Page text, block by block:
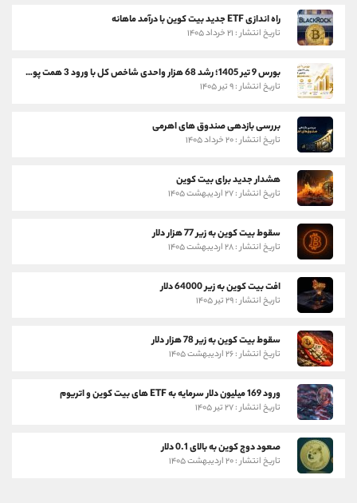
راه اندازی ETF جدید بیت کوین با درآمد ماهانه
تاریخ انتشار : ۲۱ خرداد ۱۴۰۵
بورس 9 تیر 1405؛ رشد 68 هزار واحدی شاخص کل با ورود 3 همت پول حقیقی
تاریخ انتشار : ۹ تیر ۱۴۰۵
بررسی بازدهی صندوق های اهرمی
تاریخ انتشار : ۲۰ خرداد ۱۴۰۵
هشدار جدید برای بیت کوین
تاریخ انتشار : ۲۷ اردیبهشت ۱۴۰۵
سقوط بیت کوین به زیر 77 هزار دلار
تاریخ انتشار : ۲۸ اردیبهشت ۱۴۰۵
افت بیت کوین به زیر 64000 دلار
تاریخ انتشار : ۲۹ تیر ۱۴۰۵
سقوط بیت کوین به زیر 78 هزار دلار
تاریخ انتشار : ۲۶ اردیبهشت ۱۴۰۵
ورود 169 میلیون دلار سرمایه به ETF های بیت کوین و اتریوم
تاریخ انتشار : ۲۷ تیر ۱۴۰۵
صعود دوج کوین به بالای 0.1 دلار
تاریخ انتشار : ۲۰ اردیبهشت ۱۴۰۵